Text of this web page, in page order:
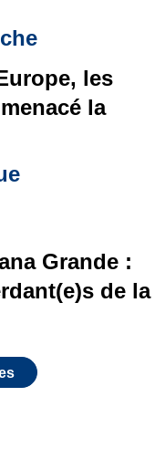
les
la
Grande :
de la